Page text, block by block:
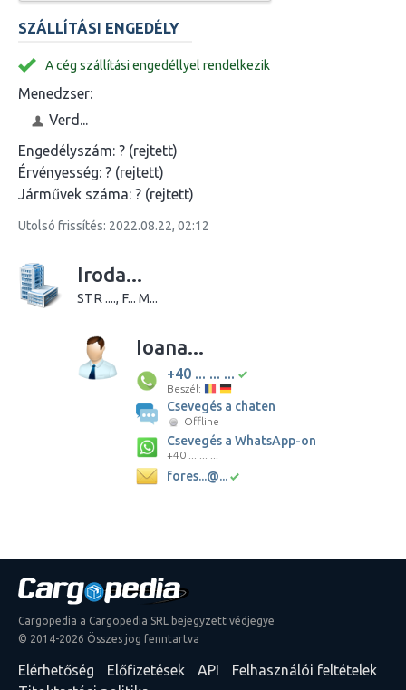
SZÁLLÍTÁSI ENGEDÉLY
A cég szállítási engedéllyel rendelkezik
Menedzser:
Verd...
Engedélyszám: ? (rejtett)
Érvényesség: ? (rejtett)
Járművek száma: ? (rejtett)
Utolsó frissítés: 2022.08.22, 02:12
Iroda...
STR ...., F... M...
Ioana...
+40 ... ... ...
Beszél:
Csevegés a chaten
Offline
Csevegés a WhatsApp-on
+40 ... ... ...
fores...@...
Cargopedia a Cargopedia SRL bejegyzett védjegye
© 2014-2026 Összes jog fenntartva
Elérhetőség Előfizetések API
Felhasználói feltételek